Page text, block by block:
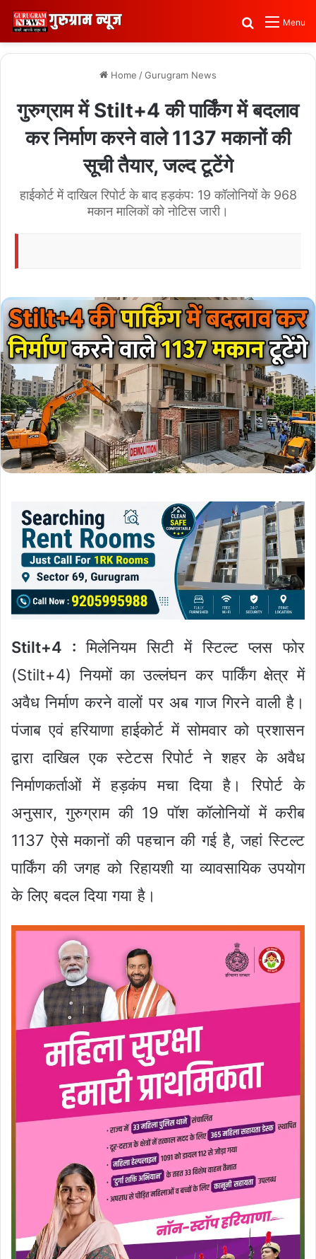
Menu
Search for
Home /Gurugram News
गुरुग्राम में Stilt+4 की पार्किंग में बदलाव
कर निर्माण करने वाले 1137 मकानों की
सूची तैयार, जल्द टूटेंगे
हाईकोर्ट में दाखिल रिपोर्ट के बाद हड़कंप: 19 कॉलोनियों के 968
मकान मालिकों को नोटिस जारी।
Stilt+4 : मिलेनियम सिटी में स्टिल्ट प्लस फोर
(Stilt+4) नियमों का उल्लंघन कर पार्किंग क्षेत्र में
अवैध निर्माण करने वालों पर अब गाज गिरने वाली है।
पंजाब एवं हरियाणा हाईकोर्ट में सोमवार को प्रशासन
द्वारा दाखिल एक स्टेटस रिपोर्ट ने शहर के अवैध
निर्माणकर्ताओं में हड़कंप मचा दिया है। रिपोर्ट के
अनुसार, गुरुग्राम की 19 पॉश कॉलोनियों में करीब
1137 ऐसे मकानों की पहचान की गई है, जहां स्टिल्ट
पार्किंग की जगह को रिहायशी या व्यावसायिक उपयोग
के लिए बदल दिया गया है।